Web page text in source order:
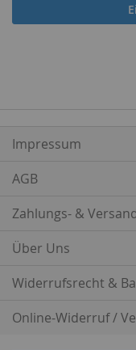
Impressum
AGB
Zahlungs- &
Über Uns
Widerrufsrecht &
Online-Widerruf /